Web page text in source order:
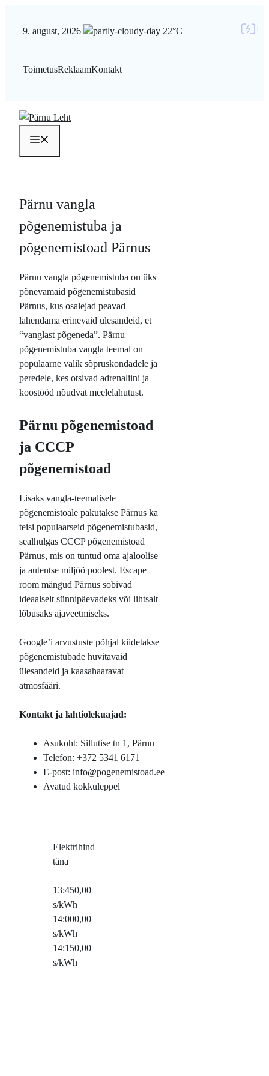
9. august, 2026 22°C
ToimetusReklaamKontakt
Pärnu vangla
põgenemistuba ja
põgenemistoad Pärnus
Pärnu vangla põgenemistuba on üks
põnevamaid põgenemistubasid
Pärnus, kus osalejad peavad
lahendama erinevaid ülesandeid, et
“vanglast põgeneda”. Pärnu
põgenemistuba vangla teemal on
populaarne valik sõpruskondadele ja
peredele, kes otsivad adrenaliini ja
koostööd nõudvat meelelahutust.
Pärnu põgenemistoad
ja CCCP
põgenemistoad
Lisaks vangla-teemalisele
põgenemistoale pakutakse Pärnus ka
teisi populaarseid põgenemistubasid,
sealhulgas CCCP põgenemistoad
Pärnus, mis on tuntud oma ajaloolise
ja autentse miljöö poolest. Escape
room mängud Pärnus sobivad
ideaalselt sünnipäevadeks või lihtsalt
lõbusaks ajaveetmiseks.
Google’i arvustuste põhjal kiidetakse
põgenemistubade huvitavaid
ülesandeid ja kaasahaaravat
atmosfääri.
Kontakt ja lahtiolekuajad:
Asukoht: Sillutise tn 1, Pärnu
Telefon: +372 5341 6171
E-post: info@pogenemistoad.ee
Avatud kokkuleppel
Elektrihind
täna
13:450,00
s/kWh
14:000,00
s/kWh
14:150,00
s/kWh